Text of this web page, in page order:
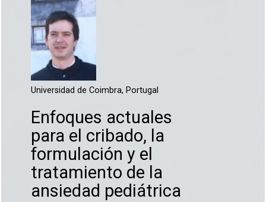
Universidad de Coimbra, Portugal
Enfoques actuales
para el cribado, la
formulación y el
tratamiento de la
ansiedad pediátrica